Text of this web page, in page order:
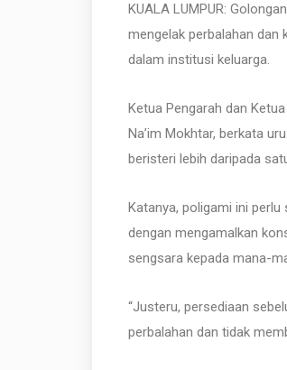
KUALA LUMPUR:
mengelak perbalahan dan
dalam institusi keluarga.
Ketua Pengarah dan
Na’im Mokhtar, berkata
beristeri lebih daripada
Katanya, poligami ini
dengan mengamalkan
sengsara kepada mana-
“Justeru, persediaan
perbalahan dan tidak